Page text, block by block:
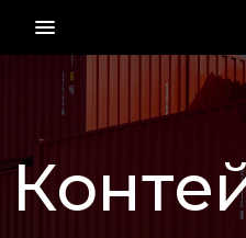
menu_vert